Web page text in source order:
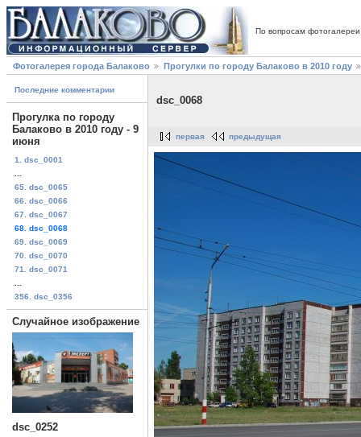
По вопросам
Фотогалерея города Балаково Прогулки по городу Балаково в 2010 году
Последние комментарии
Прогулка по городу
Балаково в 2010 году - 9
июня
1. dsc_0001
65. dsc_0065
66. dsc_0066
67. dsc_0067
68. dsc_0068
69. dsc_0069
70. dsc_0070
71. dsc_0071
356. dsc_0356
Случайное изображение
dsc_0252
dsc_0068
первая предыдущая